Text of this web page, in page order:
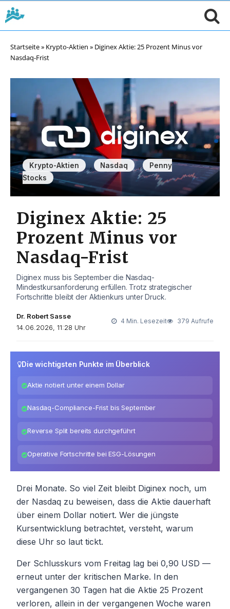
Startseite» Krypto-Aktien » Diginex Aktie: 25 Prozent Minus vor
Nasdaq-Frist
Krypto-Aktien Nasdaq ,
Penny
Stocks
Diginex Aktie: 25
Prozent Minus vor
Nasdaq-Frist
Diginex muss bis September die Nasdaq-
Mindestkursanforderung erfüllen. Trotz strategischer
Fortschritte bleibt der Aktienkurs unter Druck.
Dr. Robert Sasse
14.06.2026, 11:28 Uhr
4 Min. Lesezeit 379 Aufrufe
Die wichtigsten Punkte im Überblick
Aktie notiert unter einem Dollar
Nasdaq-Compliance-Frist bis September
Reverse Split bereits durchgeführt
Operative Fortschritte bei ESG-Lösungen
Drei Monate. So viel Zeit bleibt Diginex noch, um
der Nasdaq zu beweisen, dass die Aktie dauerhaft
über einem Dollar notiert. Wer die jüngste
Kursentwicklung betrachtet, versteht, warum
diese Uhr so laut tickt.
Der Schlusskurs vom Freitag lag bei 0,90 USD —
erneut unter der kritischen Marke. In den
vergangenen 30 Tagen hat die Aktie 25 Prozent
verloren, allein in der vergangenen Woche waren